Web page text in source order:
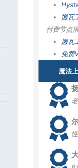
搬瓦
付费节点
搬瓦
免费
魔法